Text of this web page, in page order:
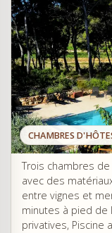
CHAMBRES
Trois chambres
avec des
entre vignes et
minutes à pied de
privatives, Piscine